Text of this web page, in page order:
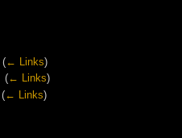
(← Links)
(← Links)
(← Links)